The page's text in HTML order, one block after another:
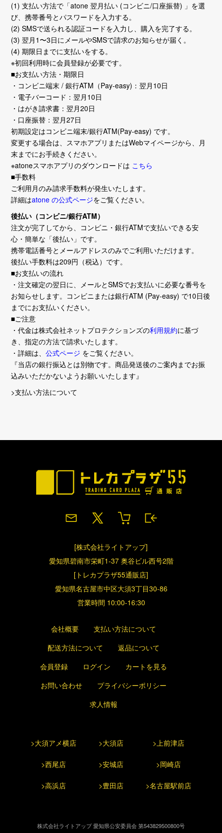
(1) 支払い方法で「atone 翌月払い (コンビニ/口座振替) 」を選
び、携帯番号とパスワードを入力する。
(2) SMSで送られる認証コードを入力し、購入を完了する。
(3) 翌月1〜3日にメールやSMSで請求のお知らせが届く。
(4) 期限日までに支払いをする。
※初回利用時に会員登録が必要です。
■お支払い方法・期限日
・コンビニ端末 / 銀行ATM（Pay-easy)：翌月10日
・電子バーコード：翌月10日
・はがき請求書：翌月20日
・口座振替：翌月27日
初期設定はコンビニ端末/銀行ATM(Pay-easy) です。
変更する場合は、スマホアプリまたはWebマイページから、月
末までにお手続きください。
※atoneスマホアプリのダウンロードは こちら
■手数料
ご利用月のみ請求手数料が発生いたします。
詳細はatone の公式ページをご覧ください。
後払い（コンビニ/銀行ATM）
注文が完了してから、コンビニ・銀行ATMで支払いできる安
心・簡単な「後払い」です。
携帯電話番号とメールアドレスのみでご利用いただけます。
後払い手数料は209円（税込）です。
■お支払いの流れ
・注文確定の翌日に、メールとSMSでお支払いに必要な番号を
お知らせします。コンビニまたは銀行ATM (Pay-easy) で10日後
までにお支払いください。
■ご注意
・代金は株式会社ネットプロテクションズの利用規約に基づ
き、指定の方法で請求いたします。
・詳細は、公式ページ をご覧ください。
『当店の銀行振込とは別物です。商品発送後のご案内までお振
込みいただかないようお願いいたします』
>支払い方法について
[株式会社ライトアップ]
愛知県碧南市栄町1-37 奥谷ビル西号2階
[トレカプラザ55通販店]
愛知県名古屋市中区大須3丁目30-86
営業時間 10:00-16:30
会社概要
支払い方法について
配送方法について
返品について
会員登録
ログイン
カートを見る
お問い合わせ
プライバシーポリシー
求人情報
>大須アメ横店 >大須店 >上前津店
>西尾店 >安城店 >岡崎店
>高浜店 >豊田店 >名古屋駅前店
株式会社ライトアップ 愛知県公安委員会 第543829500800号